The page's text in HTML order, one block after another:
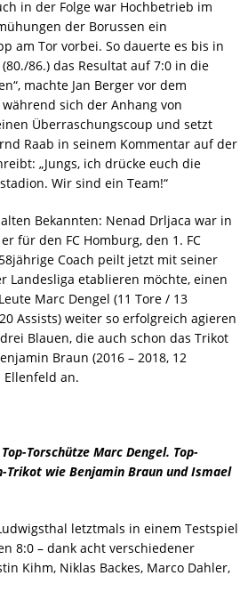
STARTSEITE
STARTSEITE
reichte nicht
STARTSEITE
STARTSEITE
sich Kurt-Gluding-Cup
Teams kämpfen um den Kurt-Gluding-Cup
STARTSEITE
Jugend!
STARTSEITE
STARTSEITE
morgen am 27. Mai!
guter Kulisse
STARTSEITE
STARTSEITE
in der Folge war Hochbetrieb im
der Borussen ein
am Tor vorbei. So dauerte es bis in
86.) das Resultat auf 7:0 in die
machte Jan Berger vor dem
sich der Anhang von
Überraschungscoup und setzt
Raab in seinem Kommentar auf der
„Jungs, ich drücke euch die
Wir sind ein Team!“
Bekannten: Nenad Drljaca war in
für den FC Homburg, den 1. FC
Coach peilt jetzt mit seiner
Landesliga etablieren möchte, einen
Marc Dengel (11 Tore / 13
Assists) weiter so erfolgreich agieren
Blauen, die auch schon das Trikot
Braun (2016 – 2018, 12
Ellenfeld an.
Torschütze Marc Dengel. Top-
Trikot wie Benjamin Braun und Ismael
letztmals in einem Testspiel
8:0 – dank acht verschiedener
Kihm, Niklas Backes, Marco Dahler,